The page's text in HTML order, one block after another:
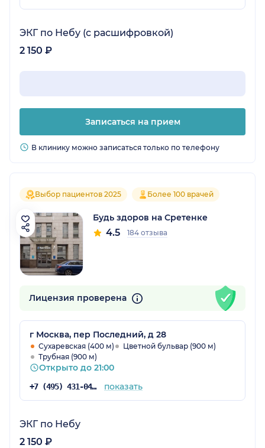
ЭКГ по Небу (с расшифровкой)
2 150 ₽
Записаться на прием
В клинику можно записаться только по телефону
Выбор пациентов 2025 Более 100 врачей
Будь здоров на Сретенке
4.5 184 отзыва
Лицензия проверена
г Москва, пер Последний, д 28
Сухаревская (400 м)
Цветной бульвар (900 м)
Трубная (900 м)
Открыто до 21:00
+7 (495) 431-04-73 показать
ЭКГ по Небу
2 150 ₽